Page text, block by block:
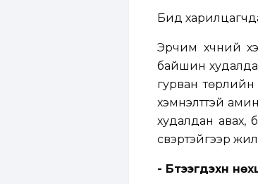
Бид
Эрчим хүчний
байшин
гурван
хэмнэлттэй
худалдан авах,
үүсвэртэйгээр
- Бүтээгдэхүүн